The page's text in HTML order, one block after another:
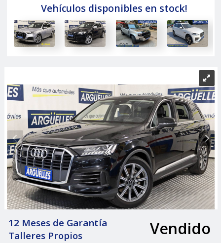
Vehículos disponibles en stock!
12 Meses de Garantía
Talleres Propios
Vendido